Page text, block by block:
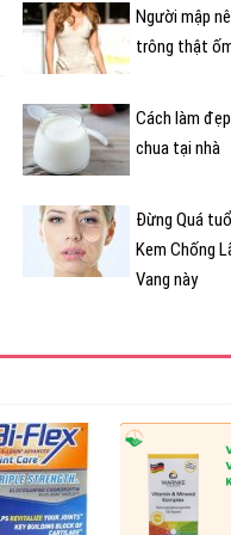
Người mập
trông thật
Cách làm
chua tại nhà
Đừng Quá
Kem Chống
Vang này